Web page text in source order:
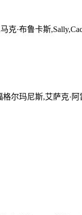
·布鲁卡斯
尔玛尼斯,艾萨克·